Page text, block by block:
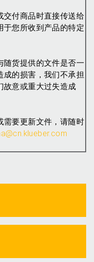
交付商品时直接传送给
于您所收到产品的特定
随货提供的文件是否一
的损害，我们不承担
故意或重大过失造成
需要更新文件，请随时